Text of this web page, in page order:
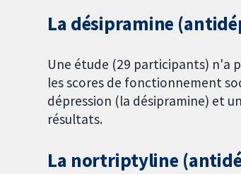
La désipramine
Une étude (29 participants) n'a
les scores de fonctionnement
dépression (la désipramine) et
résultats.
La nortriptyline